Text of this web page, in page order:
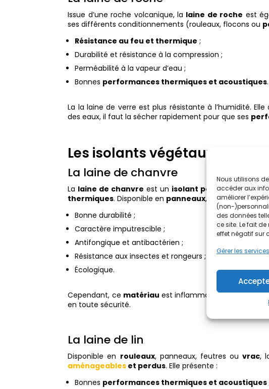
Nous utilisons
accéder aux
améliorer
(non-
des données
ce site. Le fait
effet négatif sur
Gérer les services
Issue d’une roche volcanique, la laine de roche est
ses différents conditionnements (rouleaux, flocons ou
Résistance au feu et thermique ;
Durabilité et résistance à la compression ;
Perméabilité à la vapeur d’eau ;
Bonnes performances thermiques et acoustiques.
La la laine de verre est plus résistante à l’humidité.
des eaux, il faut la sécher rapidement pour que ses
Les isolants végétaux
La laine de chanvre
La laine de chanvre est un isolant pour combles
thermiques. Disponible en panneaux, rouleaux,
Bonne durabilité ;
Caractère imputrescible ;
Antifongique et antibactérien ;
Résistance aux insectes et rongeurs ;
Écologique.
Cependant, ce matériau est inflammable et doit être
en toute sécurité.
La laine de lin
Disponible en rouleaux, panneaux, feutres ou vrac,
aménageables et perdus. Elle présente :
Bonnes performances thermiques et acoustiques